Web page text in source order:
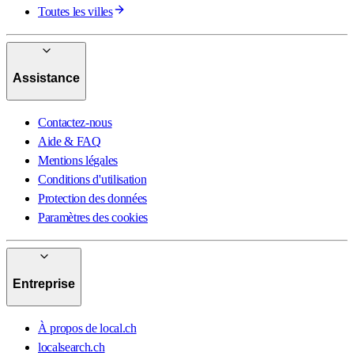
Toutes les villes
Assistance
Contactez-nous
Aide & FAQ
Mentions légales
Conditions d'utilisation
Protection des données
Paramètres des cookies
Entreprise
À propos de local.ch
localsearch.ch